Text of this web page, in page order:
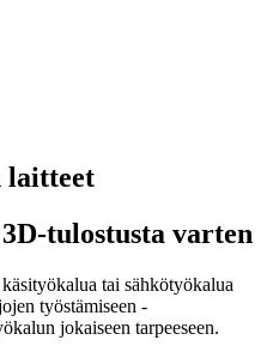
laitteet
tulostusta varten
tai sähkötyökalua
työstämiseen -
jokaiseen tarpeeseen.